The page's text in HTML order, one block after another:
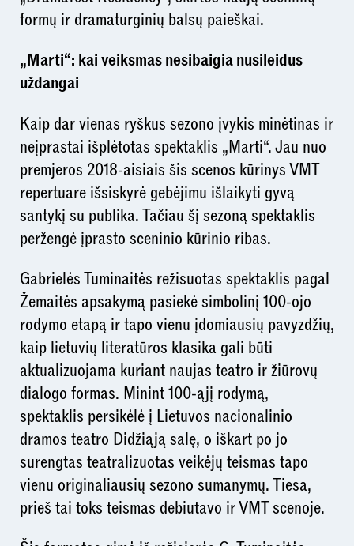
formų ir dramaturginių balsų paieškai.
„Marti“: kai veiksmas nesibaigia nusileidus
uždangai
Kaip dar vienas ryškus sezono įvykis minėtinas ir
neįprastai išplėtotas spektaklis „Marti“. Jau nuo
premjeros 2018-aisiais šis scenos kūrinys VMT
repertuare išsiskyrė gebėjimu išlaikyti gyvą
santykį su publika. Tačiau šį sezoną spektaklis
peržengė įprasto sceninio kūrinio ribas.
Gabrielės Tuminaitės režisuotas spektaklis pagal
Žemaitės apsakymą pasiekė simbolinį 100-ojo
rodymo etapą ir tapo vienu įdomiausių pavyzdžių,
kaip lietuvių literatūros klasika gali būti
aktualizuojama kuriant naujas teatro ir žiūrovų
dialogo formas. Minint 100-ąjį rodymą,
spektaklis persikėlė į Lietuvos nacionalinio
dramos teatro Didžiąją salę, o iškart po jo
surengtas teatralizuotas veikėjų teismas tapo
vienu originaliausių sezono sumanymų. Tiesa,
prieš tai toks teismas debiutavo ir VMT scenoje.